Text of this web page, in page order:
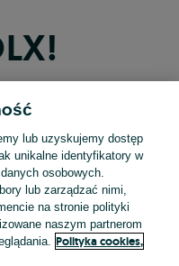
Facebooka
konto Apple
konto Google
lub uzyskujemy dostęp
unikalne identyfikatory w
osobowych.
lub zarządzać nimi,
na stronie polityki
naszym partnerom
Polityka cookies,